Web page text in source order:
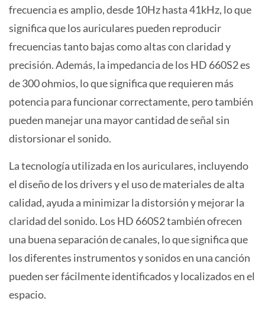
frecuencia es amplio, desde 10Hz hasta 41kHz, lo que
significa que los auriculares pueden reproducir
frecuencias tanto bajas como altas con claridad y
precisión. Además, la impedancia de los HD 660S2 es
de 300 ohmios, lo que significa que requieren más
potencia para funcionar correctamente, pero también
pueden manejar una mayor cantidad de señal sin
distorsionar el sonido.
La tecnología utilizada en los auriculares, incluyendo
el diseño de los drivers y el uso de materiales de alta
calidad, ayuda a minimizar la distorsión y mejorar la
claridad del sonido. Los HD 660S2 también ofrecen
una buena separación de canales, lo que significa que
los diferentes instrumentos y sonidos en una canción
pueden ser fácilmente identificados y localizados en el
espacio.